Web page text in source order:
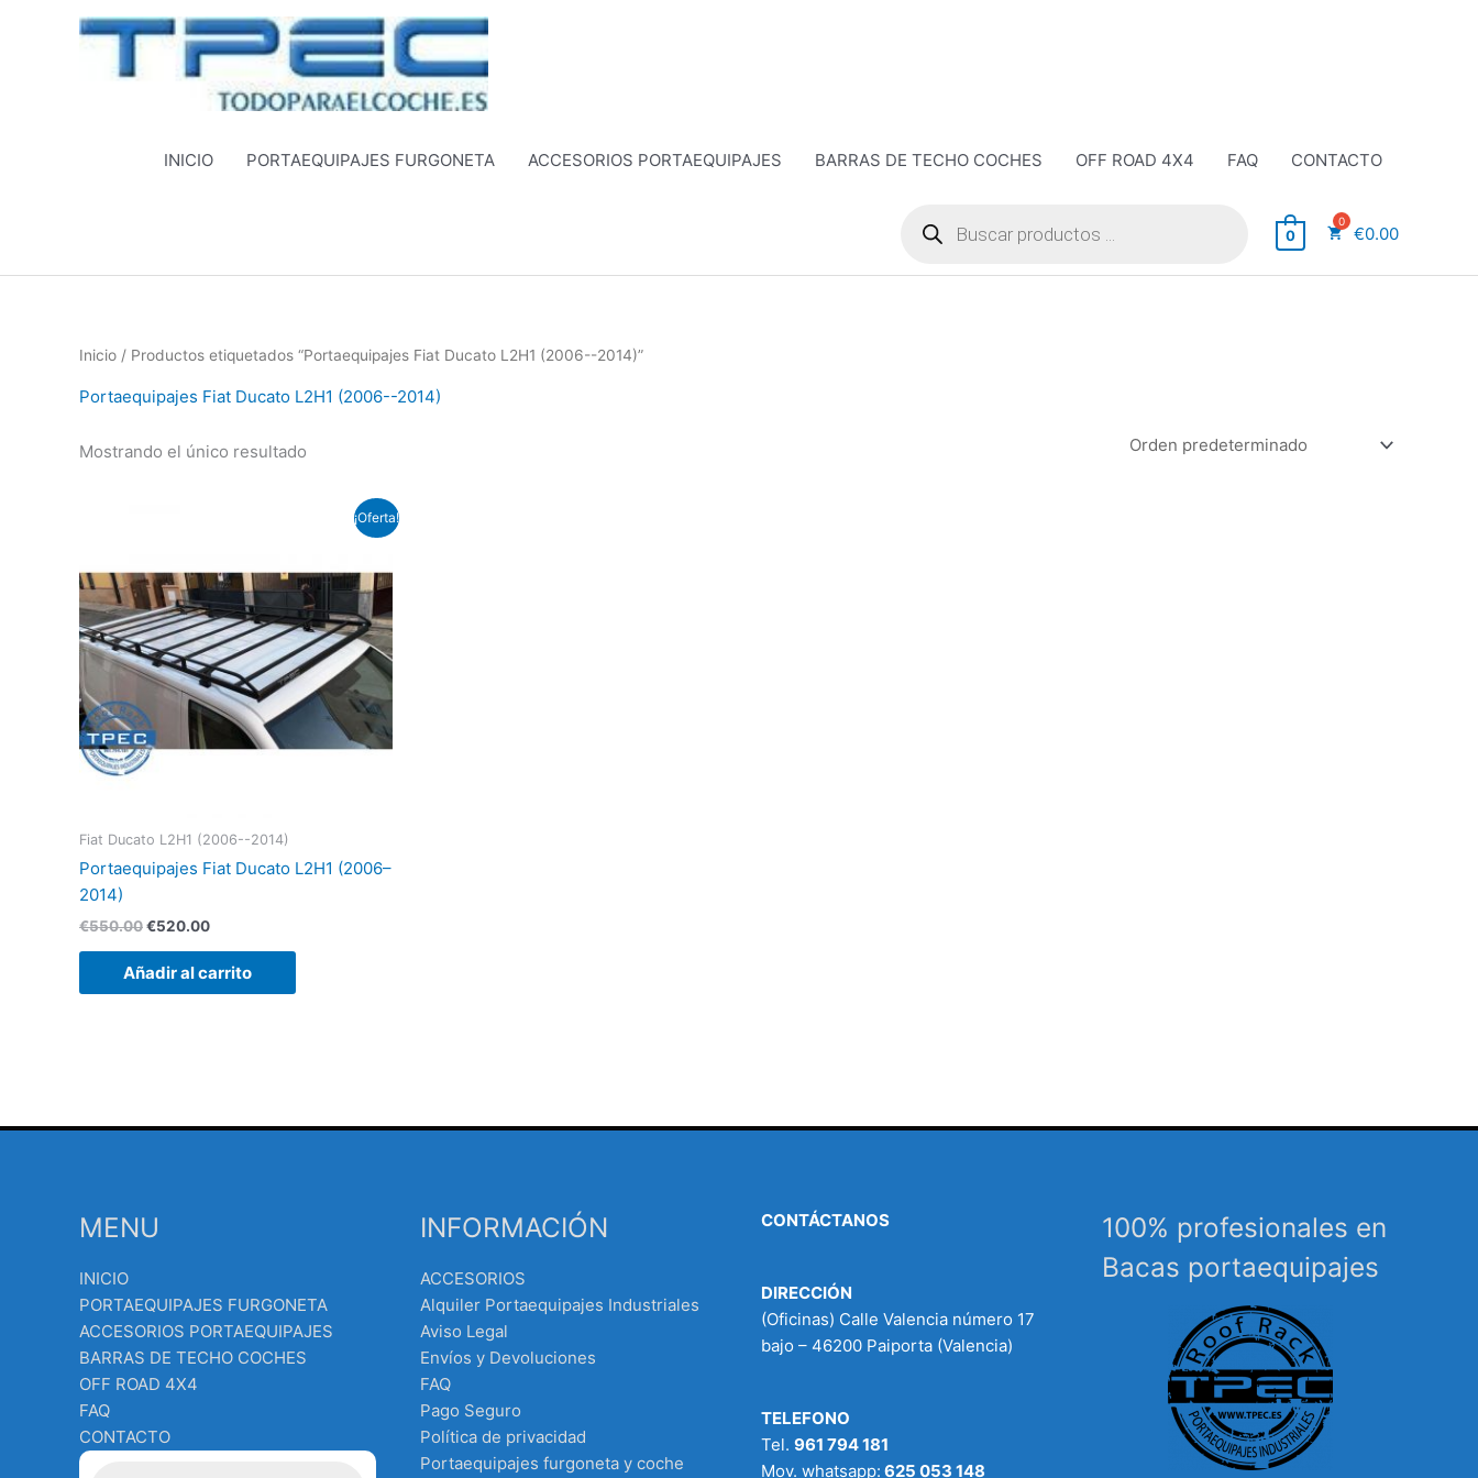
INICIO PORTAEQUIPAJES FURGONETA ACCESORIOS PORTAEQUIPAJES BARRAS DE TECHO COCHES OFF ROAD 4X4 FAQ
CONTACTO
productos 0 €0.00
Inicio / Productos etiquetados “Portaequipajes Fiat Ducato L2H1 (2006--2014)”
Portaequipajes Fiat Ducato L2H1 (2006--2014)
Mostrando el único resultado
¡Oferta!
Fiat Ducato L2H1 (2006--2014)
Portaequipajes Fiat Ducato L2H1 (2006–
2014)
€550.00
era:
€550.00.
€520.00
es:
€520.00.
Añadir al carrito
MENU
INICIO
PORTAEQUIPAJES FURGONETA
ACCESORIOS PORTAEQUIPAJES
BARRAS DE TECHO COCHES
OFF ROAD 4X4
FAQ
CONTACTO
INFORMACIÓN
ACCESORIOS
Alquiler Portaequipajes Industriales
Aviso Legal
Envíos y Devoluciones
FAQ
Pago Seguro
Política de privacidad
Portaequipajes furgoneta y coche
CONTÁCTANOS
DIRECCIÓN
(Oficinas) Calle Valencia número 17
bajo – 46200 Paiporta (Valencia)
TELEFONO
Tel. 961 794 181
Mov. whatsapp: 625 053 148
100% profesionales en
Bacas portaequipajes